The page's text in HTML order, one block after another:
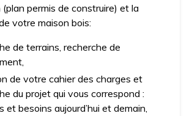
permis de construire) et la
votre maison bois:
de terrains, recherche de
de votre cahier des charges et
du projet qui vous correspond :
et besoins aujourd’hui et demain,